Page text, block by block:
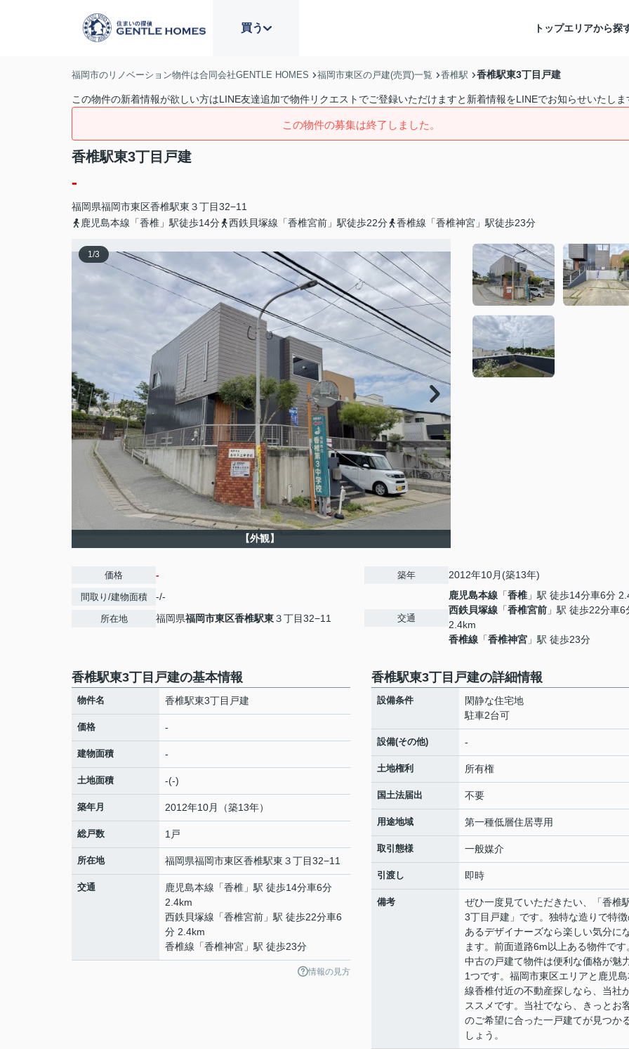
買う トップエリアから探
福岡市のリノベーション物件は合同会社GENTLE HOMES 福岡市東区の戸建(売買)一覧 香椎駅 香椎駅東3丁目戸建
この物件の新着情報が欲しい方はLINE友達追加で物件リクエストでご登録いただけますと新着情報をLINEでお知らせいたしま
この物件の募集は終了しました。
香椎駅東3丁目戸建
-
福岡県福岡市東区香椎駅東 ３丁目32−11
鹿児島本線「香椎」駅徒歩14分
西鉄貝塚線「香椎宮前」駅徒歩22分 香椎線「香椎神宮」駅徒歩23分
1/3
【外観】
価格 -
間取り/建物面積 -/-
所在地 福岡県福岡市東区香椎駅東３丁目32−11
築年 2012年10月(築13年)
交通
鹿児島本線 「香椎 」駅 徒歩14分車6分
西鉄貝塚線 「香椎宮前 」駅 徒歩22分車6
2.4km
香椎線 「香椎神宮 」駅 徒歩23分
香椎駅東3丁目戸建の基本情報
物件名 香椎駅東3丁目戸建
価格 -
建物面積 -
土地面積 -(-)
築年月 2012年10月（築13年）
総戸数 1戸
所在地 福岡県福岡市東区香椎駅東 ３丁目32−11
交通 鹿児島本線 「香椎 」駅 徒歩14分車6分
2.4km
西鉄貝塚線 「香椎宮前 」駅 徒歩22分車6
分 2.4km
香椎線 「香椎神宮 」駅 徒歩23分
情報の見方
香椎駅東3丁目戸建の詳細情報
設備条件
閑静な住宅地
駐車2台可
設備(その他) -
土地権利 所有権
国土法届出 不要
用途地域 第一種低層住居専用
取引態様 一般媒介
引渡し 即時
備考
ぜひ一度見ていただきたい、「香椎
3丁目戸建」です。独特な造りで特
あるデザイナーズなら楽しい気分に
ます。前面道路6m以上ある物件です
中古の戸建て物件は便利な価格が魅
1つです。福岡市東区エリアと鹿児
線香椎付近の不動産探しなら、当社
ススメです。当社でなら、きっとお
のご希望に合った一戸建てが見つか
しょう。